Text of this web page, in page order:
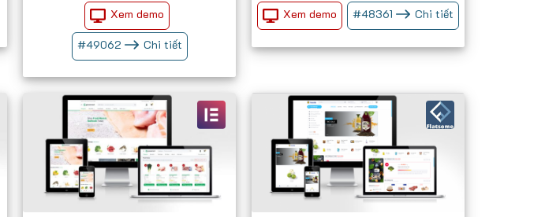
Xem demo
#49062 Chi tiết
Xem demo
#48361 Chi tiết